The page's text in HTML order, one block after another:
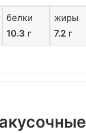
белки
10.3 г
жиры
7.2 г